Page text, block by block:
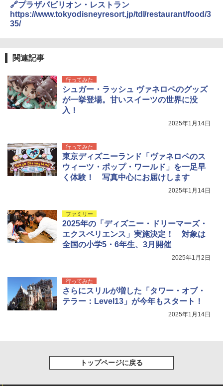
🔗プラザパビリオン・レストラン
https://www.tokyodisneyresort.jp/tdl/restaurant/food/3
35/
関連記事
行ってみた
シュガー・ラッシュ ヴァネロペのグッズ
が一挙登場。甘いスイーツの世界に没
入！
2025年1月14日
行ってみた
東京ディズニーランド「ヴァネロペのス
ウィーツ・ポップ・ワールド」を一足早
く体験！ 写真中心にお届けします
2025年1月14日
ファミリー
2025年の「ディズニー・ドリーマーズ・
エクスペリエンス」実施決定！ 対象は
全国の小学5・6年生、3月開催
2025年1月2日
行ってみた
さらにスリルが増した「タワー・オブ・
テラー：Level13」が今年もスタート！
2025年1月14日
トップページに戻る